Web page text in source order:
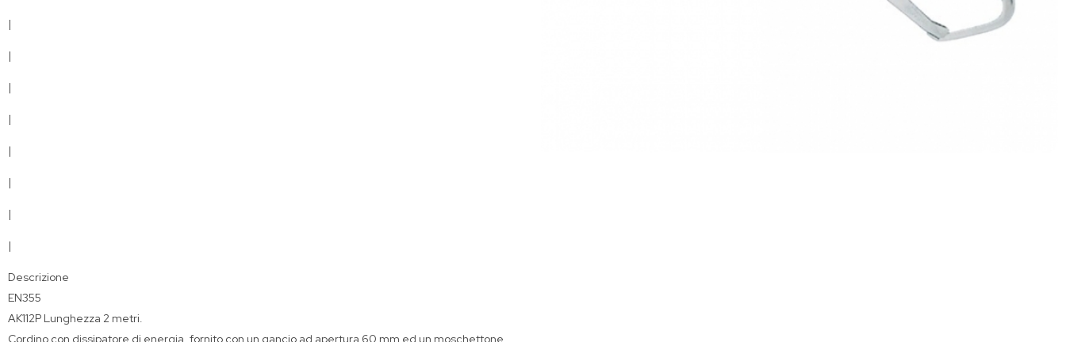
|
|
|
|
|
|
|
|
Descrizione
EN355
AK112P Lunghezza 2 metri.
Cordino con dissipatore di energia. fornito con un gancio ad apertura 60 mm ed un moschettone.